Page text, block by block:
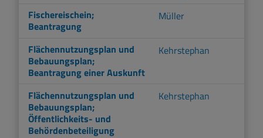
Fischereischein;
Beantragung
Müller
Flächennutzungsplan und
Bebauungsplan;
Beantragung einer Auskunft
Kehrstephan
Flächennutzungsplan und
Bebauungsplan;
Öffentlichkeits- und
Behördenbeteiligung
Kehrstephan